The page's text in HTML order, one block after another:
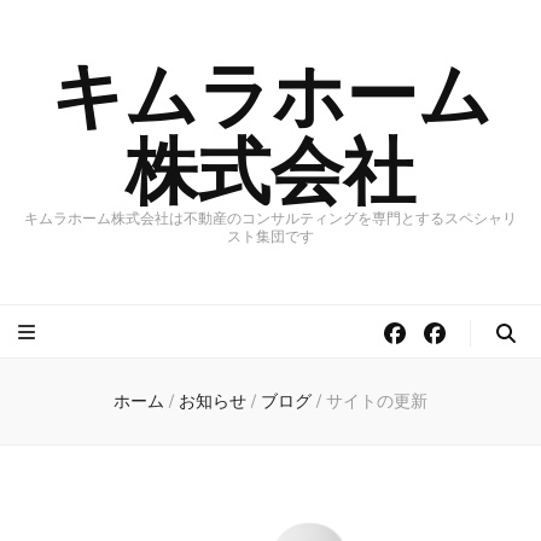
キムラホーム
株式会社
キムラホーム株式会社は不動産のコンサルティングを専門とするスペシャリ
スト集団です
ホーム / お知らせ / ブログ / サイトの更新